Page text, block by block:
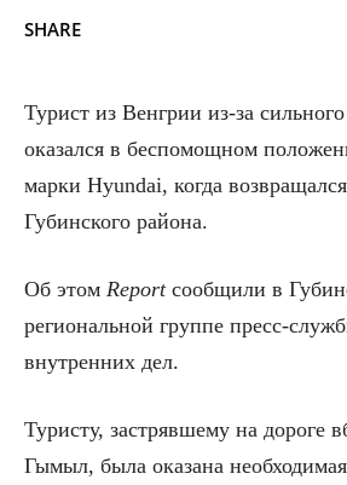
SHARE
Турист из Венгрии из-за
оказался в беспомощном
марки Hyundai, когда
Губинского района.
Об этом Reportсообщили в
региональной группе пресс-
внутренних дел.
Туристу, застрявшему на дороге
Гымыл, была оказана